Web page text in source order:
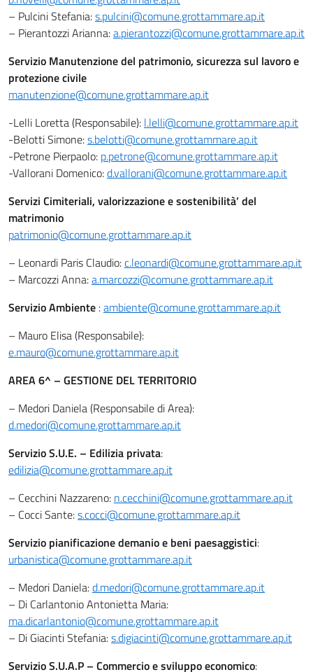
– Pulcini Stefania:s.pulcini@comune.grottammare.ap.it
– Pierantozzi Arianna:a.pierantozzi@comune.grottammare.ap.it
Servizio Manutenzione del patrimonio, sicurezza sul lavoro e
protezione civile
manutenzione@comune.grottammare.ap.it
-Lelli Loretta (Responsabile): l.lelli@comune.grottammare.ap.it
-Belotti Simone:s.belotti@comune.grottammare.ap.it
-Petrone Pierpaolo: p.petrone@comune.grottammare.ap.it
-Vallorani Domenico:d.vallorani@comune.grottammare.ap.it
Servizi Cimiteriali, valorizzazione e sostenibilità’ del
matrimonio
patrimonio@comune.grottammare.ap.it
– Leonardi Paris Claudio:c.leonardi@comune.grottammare.ap.it
– Marcozzi Anna:a.marcozzi@comune.grottammare.ap.it
Servizio Ambiente :ambiente@comune.grottammare.ap.it
– Mauro Elisa (Responsabile):
e.mauro@comune.grottammare.ap.it
AREA 6^ – GESTIONE DEL TERRITORIO
– Medori Daniela (Responsabile di Area):
d.medori@comune.grottammare.ap.it
Servizio S.U.E. – Edilizia privata:
edilizia@comune.grottammare.ap.it
– Cecchini Nazzareno: n.cecchini@comune.grottammare.ap.it
– Cocci Sante:s.cocci@comune.grottammare.ap.it
Servizio pianificazione demanio e beni paesaggistici:
urbanistica@comune.grottammare.ap.it
– Medori Daniela:d.medori@comune.grottammare.ap.it
– Di Carlantonio Antonietta Maria:
ma.dicarlantonio@comune.grottammare.ap.it
– Di Giacinti Stefania:s.digiacinti@comune.grottammare.ap.it
Servizio S.U.A.P – Commercio e sviluppo economico: